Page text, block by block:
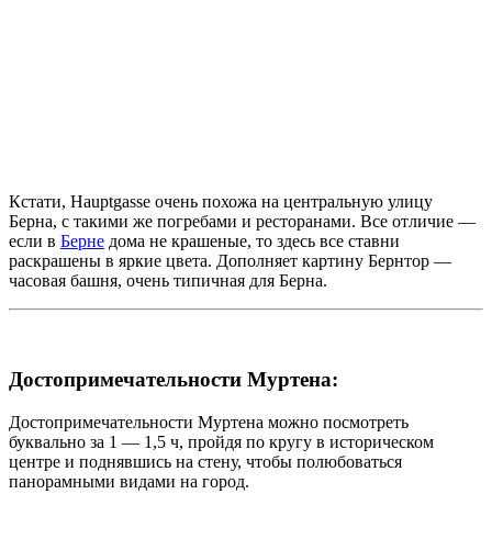
Кстати, Hauptgasse очень похожа на центральную улицу
Берна, с такими же погребами и ресторанами. Все отличие —
если в Берне дома не крашеные, то здесь все ставни
раскрашены в яркие цвета. Дополняет картину Бернтор —
часовая башня, очень типичная для Берна.
Достопримечательности Муртена:
Достопримечательности Муртена можно посмотреть
буквально за 1 — 1,5 ч, пройдя по кругу в историческом
центре и поднявшись на стену, чтобы полюбоваться
панорамными видами на город.